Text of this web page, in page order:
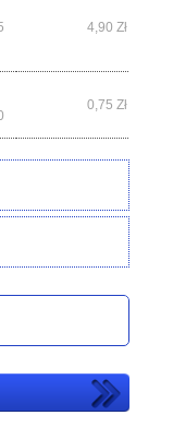
4,90 Zł
0,75 Zł